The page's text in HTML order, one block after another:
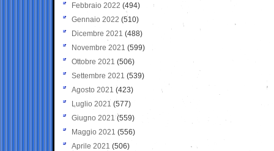
Febbraio 2022 (494)
Gennaio 2022 (510)
Dicembre 2021 (488)
Novembre 2021 (599)
Ottobre 2021 (506)
Settembre 2021 (539)
Agosto 2021 (423)
Luglio 2021 (577)
Giugno 2021(559)
Maggio 2021 (556)
Aprile 2021 (506)